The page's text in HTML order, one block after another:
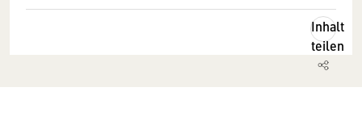
Inhalt
teilen